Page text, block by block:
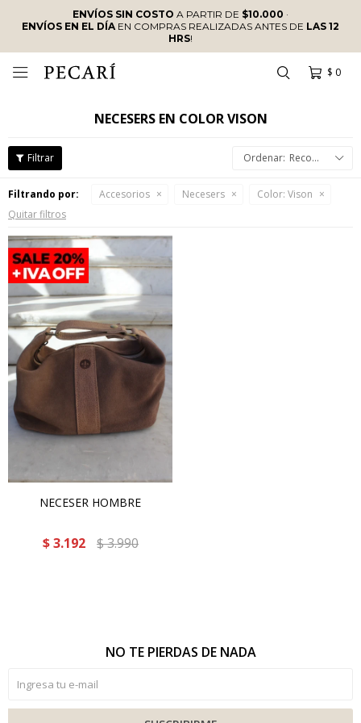
ENVÍOS SIN COSTO A PARTIR DE $10.000 ·
ENVÍOS EN EL DÍAEN COMPRAS REALIZADAS ANTES DE LAS 12
HRS!
$ 0

NECESERS EN COLOR VISON
Recomendados
Filtrando por: Accesorios Necesers Color: Vison
Quitar filtros
NECESER HOMBRE
$ 3.192 $3.990
NO TE PIERDAS DE NADA